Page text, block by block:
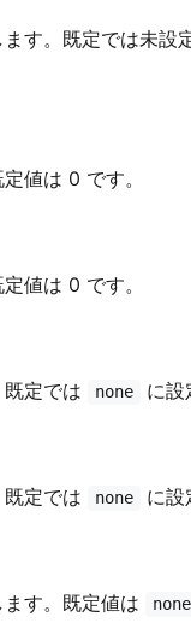
す。既定では未
値は 0 です。
値は 0 です。
定では none に設
定では none に設
す。既定値は none